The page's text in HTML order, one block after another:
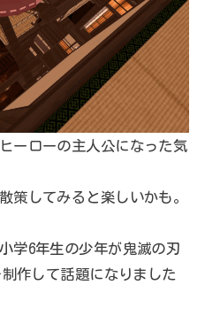
ーローの主人公になった気
策してみると楽しいかも。
学6年生の少年が鬼滅の刃
作して話題になりました